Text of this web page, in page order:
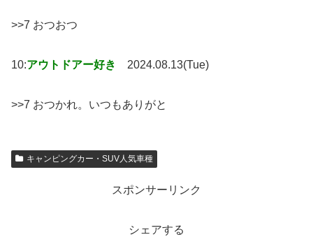
>>7 おつおつ
10:アウトドアー好き 2024.08.13(Tue)
>>7 おつかれ。いつもありがと
キャンピングカー・SUV人気車種
スポンサーリンク
シェアする